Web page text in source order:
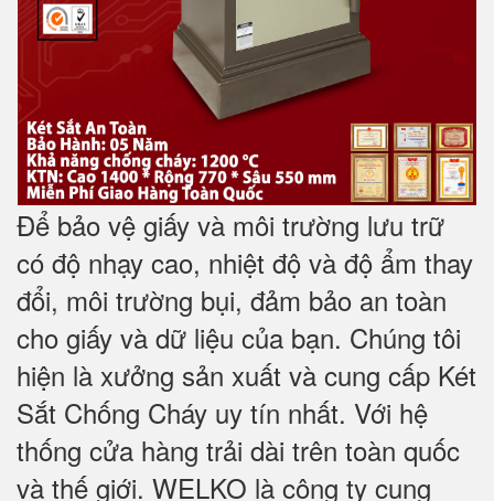
Để bảo vệ giấy và môi trường lưu trữ
có độ nhạy cao, nhiệt độ và độ ẩm thay
đổi, môi trường bụi, đảm bảo an toàn
cho giấy và dữ liệu của bạn. Chúng tôi
hiện là xưởng sản xuất và cung cấp Két
Sắt Chống Cháy uy tín nhất. Với hệ
thống cửa hàng trải dài trên toàn quốc
và thế giới. WELKO là công ty cung